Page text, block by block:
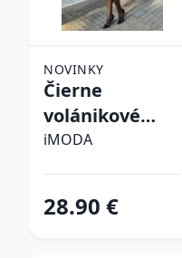
NOVINKY
Čierne
volánikové
šaty
iMODA
28.90 €